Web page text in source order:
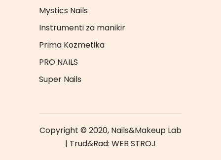
Mystics Nails
Instrumenti za manikir
Prima Kozmetika
PRO NAILS
Super Nails
Copyright © 2020, Nails&Makeup Lab
| Trud&Rad: WEB STROJ